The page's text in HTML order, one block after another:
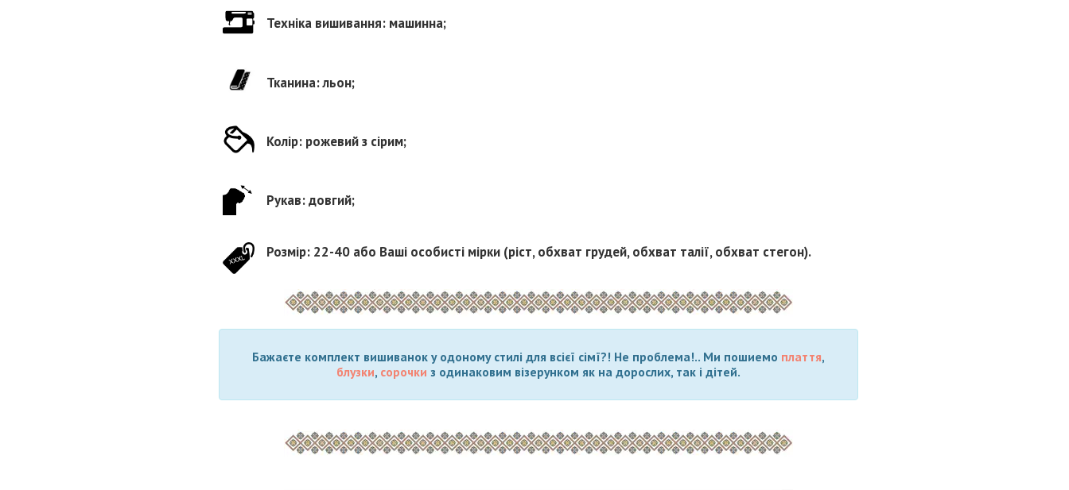
Техніка вишивання: машинна;
Тканина: льон;
Колір: рожевий з сірим;
Рукав: довгий;
Розмір: 22-40 або Ваші особисті мірки (ріст, обхват грудей, обхват талії, обхват стегон).
Бажаєте комплект вишиванок у одоному стилі для всієї сімї?! Не проблема!.. Ми пошиемо плаття,
блузки, сорочки з одинаковим візерунком як на дорослих, так і дітей.